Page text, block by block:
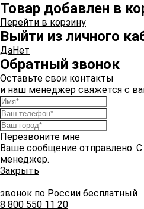
Товар добавлен в
Перейти в корзину
Выйти из личного
ДаНет
Обратный звонок
Оставьте свои контакты
и наш менеджер свяжется с
Перезвоните мне
Ваше сообщение отправлено.
менеджер.
Закрыть
звонок по России бесплатный
8 800 550 11 20